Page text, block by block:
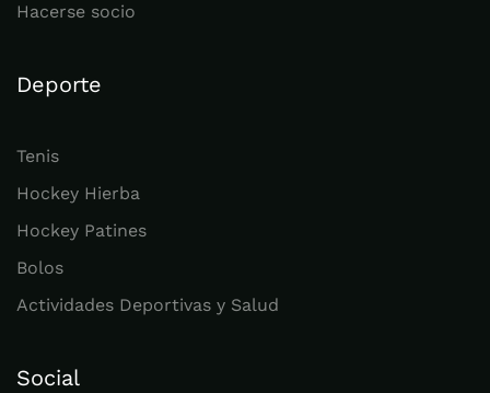
Hacerse socio
Deporte
Tenis
Hockey Hierba
Hockey Patines
Bolos
Actividades Deportivas y Salud
Social